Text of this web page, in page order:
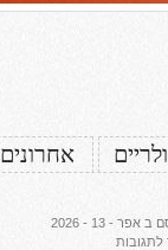
אחרונים
אפר - 13 - 2026
לתגובותעל